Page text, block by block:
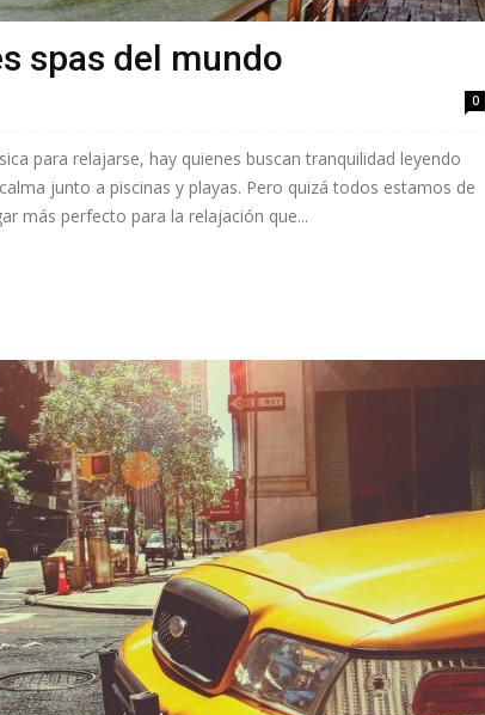
spas del mundo
0
para relajarse, hay quienes buscan tranquilidad leyendo
junto a piscinas y playas. Pero quizá todos estamos de
más perfecto para la relajación que...